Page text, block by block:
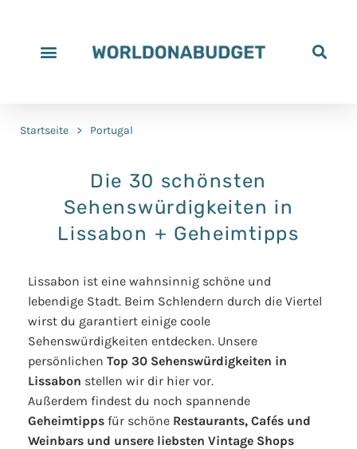
Startseite > Portugal
Die 30 schönsten
Sehenswürdigkeiten in
Lissabon + Geheimtipps
Lissabon ist eine wahnsinnig schöne und
lebendige Stadt. Beim Schlendern durch die Viertel
wirst du garantiert einige coole
Sehenswürdigkeiten entdecken. Unsere
persönlichen Top 30 Sehenswürdigkeiten in
Lissabon stellen wir dir hier vor.
Außerdem findest du noch spannende
Geheimtipps für schöne Restaurants, Cafés und
Weinbars und unsere liebsten Vintage Shops